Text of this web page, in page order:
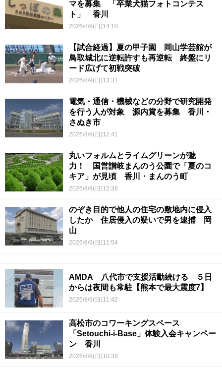
マを募集 「卒業犬猫フォトコンテス
ト」 香川
2026/8/9(日)14:10
【試合経過】夏の甲子園 岡山学芸館が
鳥取城北に逆転許すも再逆転 終盤にリ
ード広げて初戦突破
2026/8/9(日)13:31
電気・通信・機械などの分野で研究開発
を行う人が対象 源内賞を募集 香川・
さぬき市
2026/8/9(日)12:41
丸いフォルムとライムグリーンが魅
力！ 国営讃岐まんのう公園で「夏のコ
キア」が見頃 香川・まんのう町
2026/8/9(日)12:36
のぞき目的で他人の住宅の敷地内に侵入
したか 住居侵入の疑いで男を逮捕 岡
山
2026/8/9(日)11:54
AMDA 八代市で支援活動続ける ５日
からは夜間も常駐【熊本で最大震度7】
2026/8/9(日)11:42
高松市のコワーキングスペース
「Setouchi-i-Base」体験入会キャンペー
ン 香川
2026/8/9(日)10:38